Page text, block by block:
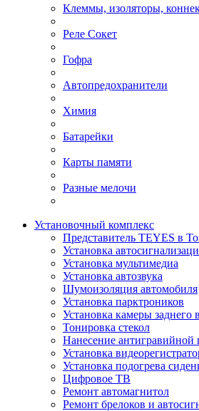
Клеммы, изоляторы,
Реле Сокет
Гофра
Автопредохранители
Химия
Батарейки
Карты памяти
Разные мелочи
Установочный комплекс
Представитель TEYES в
Установка
Установка мультимедиа
Установка автозвука
Шумоизоляция автомобиля
Установка парктроников
Установка камеры заднего
Тонировка стекол
Нанесение антигравийной
Установка
Установка подогрева
Цифровое ТВ
Ремонт автомагнитол
Ремонт брелоков и